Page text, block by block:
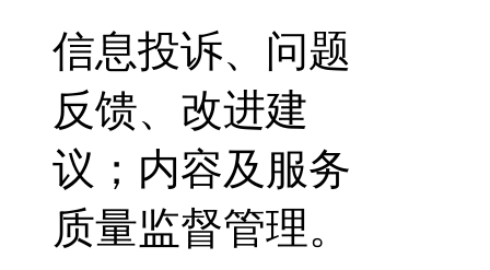
信息投诉、问题
反馈、改进建
议；内容及服务
质量监督管理。